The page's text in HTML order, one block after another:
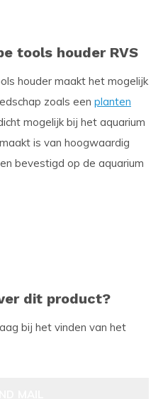
tools houder RVS
houder maakt het mogelijk
zoals een planten
mogelijk bij het aquarium
is van hoogwaardig
bevestigd op de aquarium
dit product?
bij het vinden van het